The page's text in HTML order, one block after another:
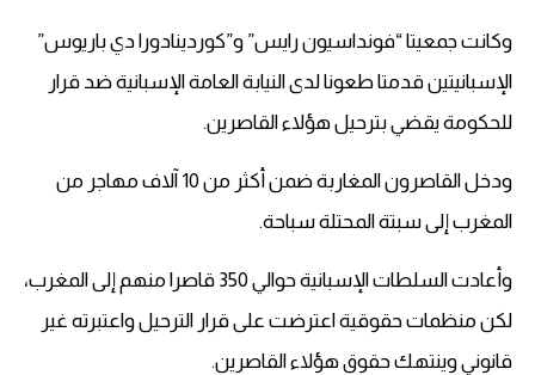
وكانت جمعيتا “فونداسيون رايس” و”كوردينادورا دي باريوس”
الإسبانيتين قدمتا طعونا لدى النيابة العامة الإسبانية ضد قرار
للحكومة يقضي بترحيل هؤلاء القاصرين.
ودخل القاصرون المغاربة ضمن أكثر من 10 آلاف مهاجر من
المغرب إلى سبتة المحتلة سباحة.
وأعادت السلطات الإسبانية حوالي 350 قاصرا منهم إلى المغرب،
لكن منظمات حقوقية اعترضت على قرار الترحيل واعتبرته غير
قانوني وينتهك حقوق هؤلاء القاصرين.